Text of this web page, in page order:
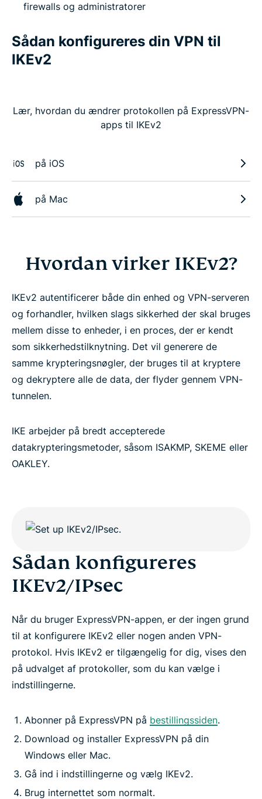
firewalls og administratorer
Sådan konfigureres din VPN til
IKEv2
Lær, hvordan du ændrer protokollen på ExpressVPN-
apps til IKEv2
på iOS
på Mac
Hvordan virker IKEv2?
IKEv2 autentificerer både din enhed og VPN-serveren
og forhandler, hvilken slags sikkerhed der skal bruges
mellem disse to enheder, i en proces, der er kendt
som sikkerhedstilknytning. Det vil generere de
samme krypteringsnøgler, der bruges til at kryptere
og dekryptere alle de data, der flyder gennem VPN-
tunnelen.
IKE arbejder på bredt accepterede
datakrypteringsmetoder, såsom ISAKMP, SKEME eller
OAKLEY.
Sådan konfigureres
IKEv2/IPsec
Når du bruger ExpressVPN-appen, er der ingen grund
til at konfigurere IKEv2 eller nogen anden VPN-
protokol. Hvis IKEv2 er tilgængelig for dig, vises den
på udvalget af protokoller, som du kan vælge i
indstillingerne.
Abonner på ExpressVPN på bestillingssiden.
Download og installer ExpressVPN på din
Windows eller Mac.
Gå ind i indstillingerne og vælg IKEv2.
Brug internettet som normalt.